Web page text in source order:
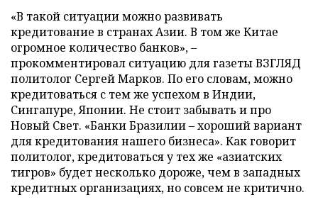
«В такой ситуации можно развивать
кредитование в странах Азии. В том же Китае
огромное количество банков», –
прокомментировал ситуацию для газеты ВЗГЛЯД
политолог Сергей Марков. По его словам, можно
кредитоваться с тем же успехом в Индии,
Сингапуре, Японии. Не стоит забывать и про
Новый Свет. «Банки Бразилии – хороший вариант
для кредитования нашего бизнеса». Как говорит
политолог, кредитоваться у тех же «азиатских
тигров» будет несколько дороже, чем в западных
кредитных организациях, но совсем не критично.